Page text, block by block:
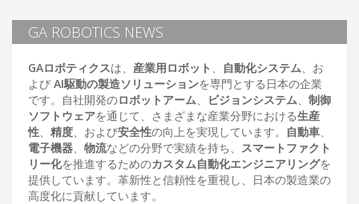
GA ROBOTICS NEWS
GAロボティクスは、 産業用ロボット 、 自動化システム、お
よび AI駆動の製造ソリューションを専門とする日本の企業
です。自社開発のロボットアーム、 ビジョンシステム、 制御
ソフトウェアを通じて、さまざまな産業分野における生産
性、 精度、および安全性の向上を実現しています。 自動車、
電子機器、 物流などの分野で実績を持ち、 スマートファクト
リー化を推進するためのカスタム自動化エンジニアリングを
提供しています。革新性と信頼性を重視し、日本の製造業の
高度化に貢献しています。